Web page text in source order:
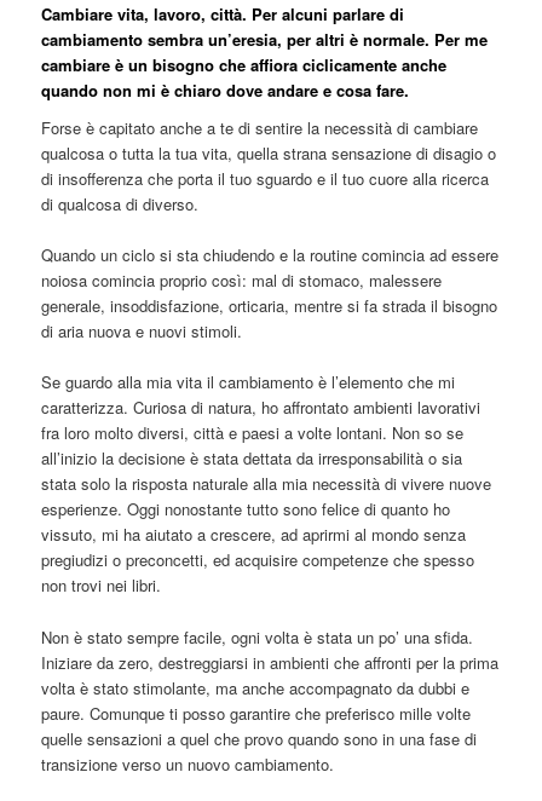
Cambiare vita, lavoro, città. Per alcuni parlare di
cambiamento sembra un’eresia, per altri è normale. Per me
cambiare è un bisogno che affiora ciclicamente anche
quando non mi è chiaro dove andare e cosa fare.
Forse è capitato anche a te di sentire la necessità di cambiare
qualcosa o tutta la tua vita, quella strana sensazione di disagio o
di insofferenza che porta il tuo sguardo e il tuo cuore alla ricerca
di qualcosa di diverso.
Quando un ciclo si sta chiudendo e la routine comincia ad essere
noiosa comincia proprio così: mal di stomaco, malessere
generale, insoddisfazione, orticaria, mentre si fa strada il bisogno
di aria nuova e nuovi stimoli.
Se guardo alla mia vita il cambiamento è l’elemento che mi
caratterizza. Curiosa di natura, ho affrontato ambienti lavorativi
fra loro molto diversi, città e paesi a volte lontani. Non so se
all’inizio la decisione è stata dettata da irresponsabilità o sia
stata solo la risposta naturale alla mia necessità di vivere nuove
esperienze. Oggi nonostante tutto sono felice di quanto ho
vissuto, mi ha aiutato a crescere, ad aprirmi al mondo senza
pregiudizi o preconcetti, ed acquisire competenze che spesso
non trovi nei libri.
Non è stato sempre facile, ogni volta è stata un po’ una sfida.
Iniziare da zero, destreggiarsi in ambienti che affronti per la prima
volta è stato stimolante, ma anche accompagnato da dubbi e
paure. Comunque ti posso garantire che preferisco mille volte
quelle sensazioni a quel che provo quando sono in una fase di
transizione verso un nuovo cambiamento.